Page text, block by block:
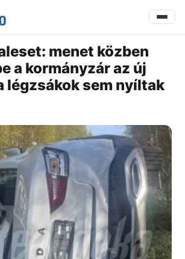
menet közben
a kormányzár az új
légzsákok sem nyíltak